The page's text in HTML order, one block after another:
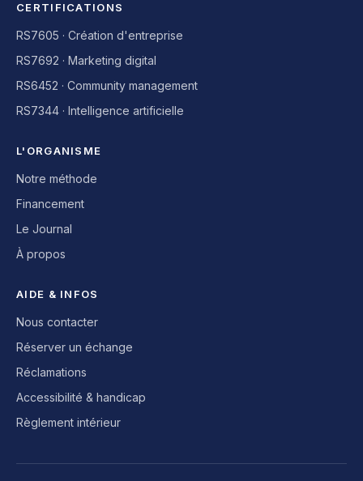
CERTIFICATIONS
RS7605 · Création d'entreprise
RS7692 · Marketing digital
RS6452 · Community management
RS7344 · Intelligence artificielle
L'ORGANISME
Notre méthode
Financement
Le Journal
À propos
AIDE & INFOS
Nous contacter
Réserver un échange
Réclamations
Accessibilité & handicap
Règlement intérieur